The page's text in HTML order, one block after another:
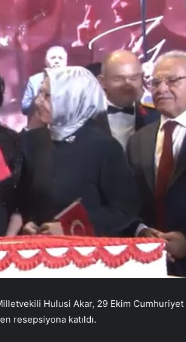
Hulusi Akar, 29 Ekim Cumhuriyet
resepsiyona katıldı.